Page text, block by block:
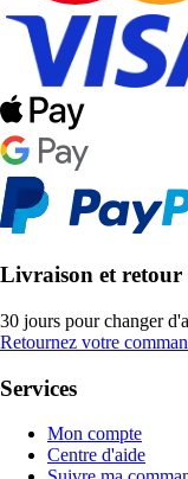
Livraison et retour
30 jours pour changer
Retournez votre
Services
Mon compte
Centre d'aide